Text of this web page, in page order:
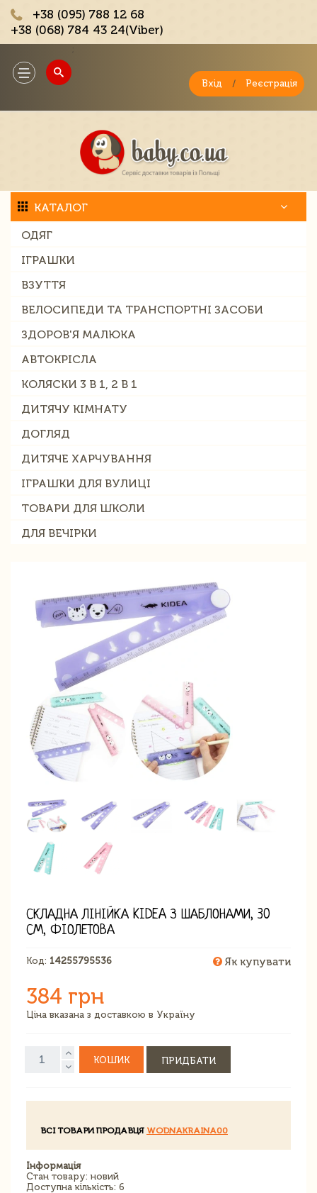
+38 (095) 788 12 68
+38 (068) 784 43 24(Viber)
Toggle
navigation
Вхід / Реєстрація
КАТАЛОГ
ОДЯГ
ІГРАШКИ
ВЗУТТЯ
ВЕЛОСИПЕДИ ТА ТРАНСПОРТНІ ЗАСОБИ
ЗДОРОВ'Я МАЛЮКА
АВТОКРІСЛА
КОЛЯСКИ 3 В 1, 2 В 1
ДИТЯЧУ КІМНАТУ
ДОГЛЯД
ДИТЯЧЕ ХАРЧУВАННЯ
ІГРАШКИ ДЛЯ ВУЛИЦІ
ТОВАРИ ДЛЯ ШКОЛИ
ДЛЯ ВЕЧІРКИ
СКЛАДНА ЛІНІЙКА KIDEA З ШАБЛОНАМИ, 30
СМ, ФІОЛЕТОВА
Код: 14255795536 Як купувати
384 грн
Ціна вказана з доставкою в Україну
КОШИК ПРИДБАТИ
ВСІ ТОВАРИ ПРОДАВЦЯ WODNAKRAINA00
Інформація
Стан товару: новий
Доступна кількість: 6